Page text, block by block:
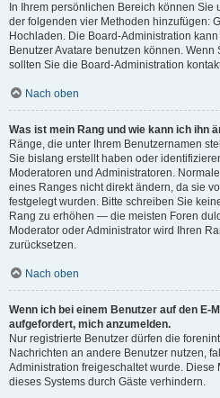
In Ihrem persönlichen Bereich können Sie
der folgenden vier Methoden hinzufügen:
Hochladen. Die Board-Administration
Benutzer Avatare benutzen können.
sollten Sie die Board-Administration
Nach oben
Was ist mein Rang und wie kann ich ihn
Ränge, die unter Ihrem Benutzernamen
Sie bislang erstellt haben oder
Moderatoren und Administratoren.
eines Ranges nicht direkt ändern, da sie
festgelegt wurden. Bitte schreiben Sie
Rang zu erhöhen — die meisten Foren
Moderator oder Administrator wird Ihren
zurücksetzen.
Nach oben
Wenn ich bei einem Benutzer auf den E-
aufgefordert, mich anzumelden.
Nur registrierte Benutzer dürfen die
Nachrichten an andere Benutzer nutzen,
Administration freigeschaltet wurde. Diese
dieses Systems durch Gäste verhindern.